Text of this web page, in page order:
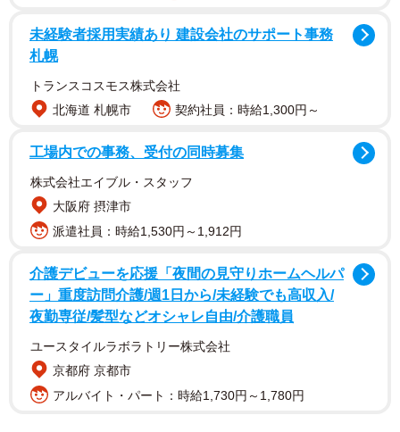
大好きだった愛猫を15歳で亡くした飼い主さんは、ペット
ロスに。悲しみから、塞ぎ込むようになりました。
未経験者採用実績あり 建設会社のサポート事務
札幌
トランスコスモス株式会社
北海道 札幌市
契約社員：時給1,300円～
工場内での事務、受付の同時募集
株式会社エイブル・スタッフ
大阪府 摂津市
派遣社員：時給1,530円～1,912円
介護デビューを応援「夜間の見守りホームヘルパ
ー」重度訪問介護/週1日から/未経験でも高収入/
夜勤専従/髪型などオシャレ自由/介護職員
ユースタイルラボラトリー株式会社
京都府 京都市
アルバイト・パート：時給1,730円～1,780円